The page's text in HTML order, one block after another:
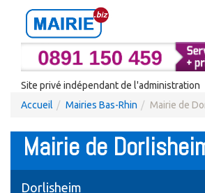
Site privé indépendant de l'administration
Accueil
Mairies Bas-Rhin Mairie de
Mairie de
Dorlisheim